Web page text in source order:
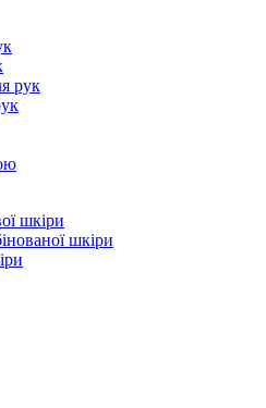
рук
​​шкіри
шкіри